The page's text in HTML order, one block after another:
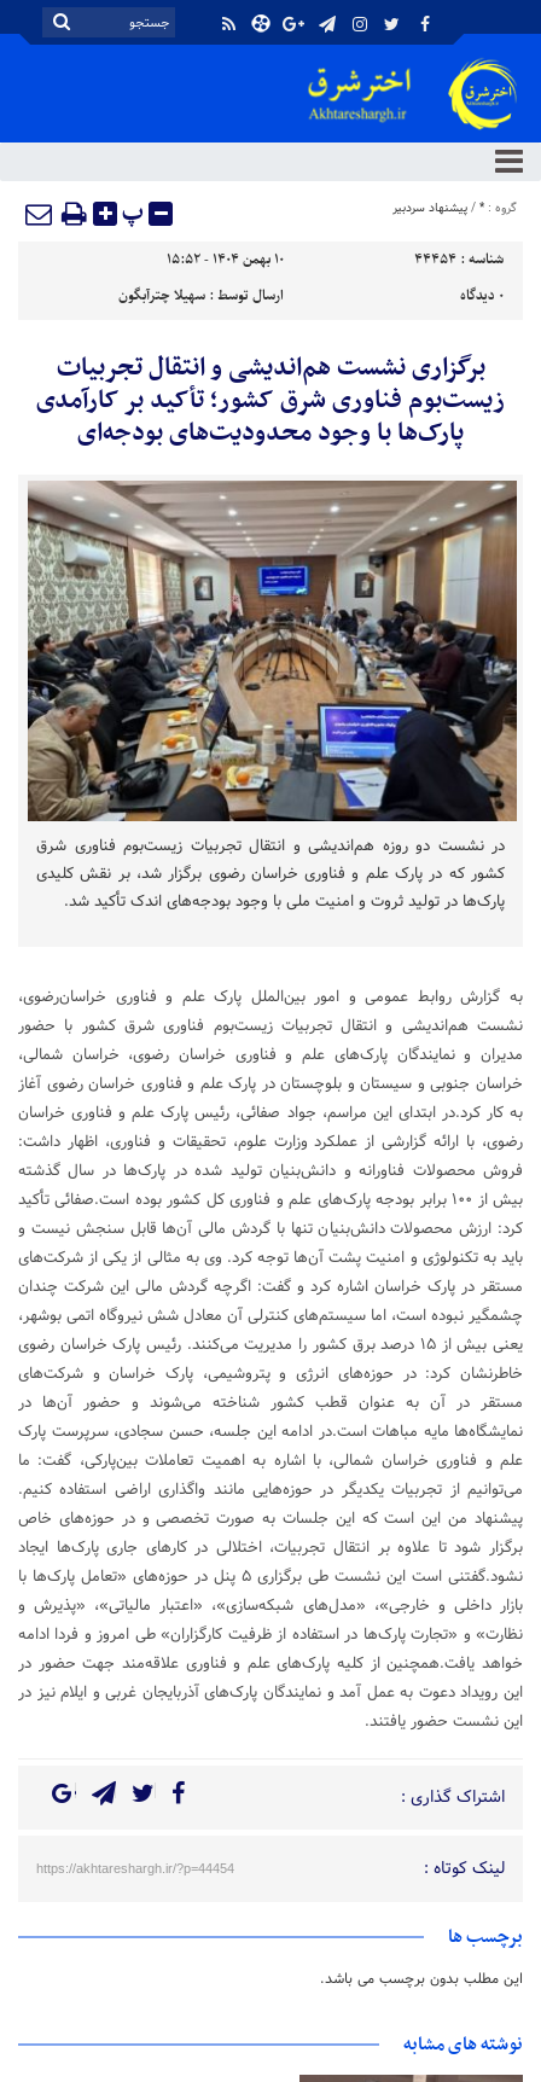
گروه : *
/پیشنهاد سردبیر پ
شناسه : 44454
۱۰ بهمن ۱۴۰۴ - ۱۵:۵۲
۰ دیدگاه ارسال توسط :سهیلا چترآبگون
برگزاری نشست هم‌اندیشی و انتقال تجربیات
زیست‌بوم فناوری شرق کشور؛ تأکید بر کارآمدی
پارک‌ها با وجود محدودیت‌های بودجه‌ای
در نشست دو روزه هم‌اندیشی و انتقال تجربیات زیست‌بوم فناوری شرق
کشور که در پارک علم و فناوری خراسان رضوی برگزار شد، بر نقش کلیدی
پارک‌ها در تولید ثروت و امنیت ملی با وجود بودجه‌های اندک تأکید شد.
به گزارش روابط عمومی و امور بین‌الملل پارک علم و فناوری خراسان‌رضوی،
نشست هم‌اندیشی و انتقال تجربیات زیست‌بوم فناوری شرق کشور با حضور
مدیران و نمایندگان پارک‌های علم و فناوری خراسان رضوی، خراسان شمالی،
خراسان جنوبی و سیستان و بلوچستان در پارک علم و فناوری خراسان رضوی آغاز
به کار کرد.در ابتدای این مراسم، جواد صفائی، رئیس پارک علم و فناوری خراسان
رضوی، با ارائه گزارشی از عملکرد وزارت علوم، تحقیقات و فناوری، اظهار داشت:
فروش محصولات فناورانه و دانش‌بنیان تولید شده در پارک‌ها در سال گذشته
بیش از ۱۰۰ برابر بودجه پارک‌های علم و فناوری کل کشور بوده است.صفائی تأکید
کرد: ارزش محصولات دانش‌بنیان تنها با گردش مالی آن‌ها قابل سنجش نیست و
باید به تکنولوژی و امنیت پشت آن‌ها توجه کرد. وی به مثالی از یکی از شرکت‌های
مستقر در پارک خراسان اشاره کرد و گفت: اگرچه گردش مالی این شرکت چندان
چشمگیر نبوده است، اما سیستم‌های کنترلی آن معادل شش نیروگاه اتمی بوشهر،
یعنی بیش از ۱۵ درصد برق کشور را مدیریت می‌کنند. رئیس پارک خراسان رضوی
خاطرنشان کرد: در حوزه‌های انرژی و پتروشیمی، پارک خراسان و شرکت‌های
مستقر در آن به عنوان قطب کشور شناخته می‌شوند و حضور آن‌ها در
نمایشگاه‌ها مایه مباهات است.در ادامه این جلسه، حسن سجادی، سرپرست پارک
علم و فناوری خراسان شمالی، با اشاره به اهمیت تعاملات بین‌پارکی، گفت: ما
می‌توانیم از تجربیات یکدیگر در حوزه‌هایی مانند واگذاری اراضی استفاده کنیم.
پیشنهاد من این است که این جلسات به صورت تخصصی و در حوزه‌های خاص
برگزار شود تا علاوه بر انتقال تجربیات، اختلالی در کارهای جاری پارک‌ها ایجاد
نشود.گفتنی است این نشست طی برگزاری ۵ پنل در حوزه‌های «تعامل پارک‌ها با
بازار داخلی و خارجی»، «مدل‌های شبکه‌سازی»، «اعتبار مالیاتی»، «پذیرش و
نظارت» و «تجارت پارک‌ها در استفاده از ظرفیت کارگزاران» طی امروز و فردا ادامه
خواهد یافت.همچنین از کلیه پارک‌های علم و فناوری علاقه‌مند جهت حضور در
این رویداد دعوت به عمل آمد و نمایندگان پارک‌های آذربایجان غربی و ایلام نیز در
این نشست حضور یافتند.
اشتراک گذاری :
لینک کوتاه : https://akhtareshargh.ir/?p=44454
برچسب ها
این مطلب بدون برچسب می باشد.
نوشته های مشابه